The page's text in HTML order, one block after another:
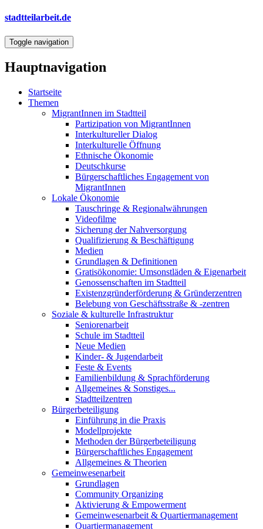
Direkt
Inhalt
stadtteilarbeit.de
Toggle navigation
Hauptnavigation
Startseite
Themen
MigrantInnen im Stadtteil
Partizipation von MigrantInnen
Interkultureller Dialog
Interkulturelle Öffnung
Ethnische Ökonomie
Deutschkurse
Bürgerschaftliches Engagement von
MigrantInnen
Lokale Ökonomie
Tauschringe & Regionalwährungen
Videofilme
Sicherung der Nahversorgung
Qualifizierung & Beschäftigung
Medien
Grundlagen & Definitionen
Gratisökonomie: Umsonstläden & Eigenarbeit
Genossenschaften im Stadtteil
Existenzgründerförderung & Gründerzentren
Belebung von Geschäftsstraße & -zentren
Soziale & kulturelle Infrastruktur
Seniorenarbeit
Schule im Stadtteil
Neue Medien
Kinder- & Jugendarbeit
Feste & Events
Familienbildung & Sprachförderung
Allgemeines & Sonstiges...
Stadtteilzentren
Bürgerbeteiligung
Einführung in die Praxis
Modellprojekte
Methoden der Bürgerbeteiligung
Bürgerschaftliches Engagement
Allgemeines & Theorien
Gemeinwesenarbeit
Grundlagen
Community Organizing
Aktivierung & Empowerment
Gemeinwesenarbeit & Quartiermanagement
Quartiermanagement